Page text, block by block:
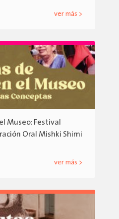
ver más >
Museo: Festival
Oral Mishki Shimi
ver más >